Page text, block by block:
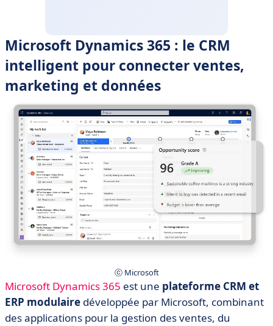
Microsoft Dynamics 365 : le CRM
intelligent pour connecter ventes,
marketing et données
ⓒ Microsoft
Microsoft Dynamics 365 est une plateforme CRM et
ERP modulaire développée par Microsoft, combinant
des applications pour la gestion des ventes, du